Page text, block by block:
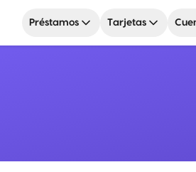
Préstamos Tarjetas